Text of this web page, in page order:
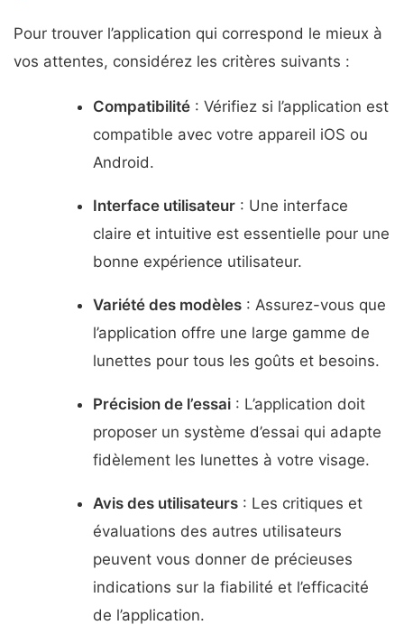
Pour trouver l’application qui correspond le mieux à
vos attentes, considérez les critères suivants :
Compatibilité: Vérifiez si l’application est
compatible avec votre appareil iOS ou
Android.
Interface utilisateur: Une interface
claire et intuitive est essentielle pour une
bonne expérience utilisateur.
Variété des modèles: Assurez-vous que
l’application offre une large gamme de
lunettes pour tous les goûts et besoins.
Précision de l’essai: L’application doit
proposer un système d’essai qui adapte
fidèlement les lunettes à votre visage.
Avis des utilisateurs: Les critiques et
évaluations des autres utilisateurs
peuvent vous donner de précieuses
indications sur la fiabilité et l’efficacité
de l’application.